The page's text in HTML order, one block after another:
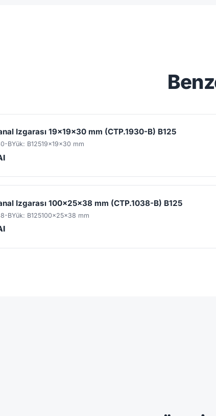
Izgarası 19x19x30 mm (CTP.1930-B) B125
BYük: B12519x19x30 mm
Izgarası 100x25x38 mm (CTP.1038-B) B125
BYük: B125100x25x38 mm